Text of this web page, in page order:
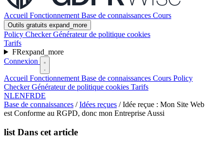
Accueil Fonctionnement Base de connaissances Cours
Outils gratuits expand_more
Policy CheckerGénérateur de politique cookies
Tarifs
FRexpand_more
Connexion
Accueil Fonctionnement Base de connaissances Cours Policy
CheckerGénérateur de politique cookies Tarifs
NLENFRDE
Base de connaissances / Idées reçues / Idée reçue : Mon Site Web
est Conforme au RGPD, donc mon Entreprise Aussi
list Dans cet article